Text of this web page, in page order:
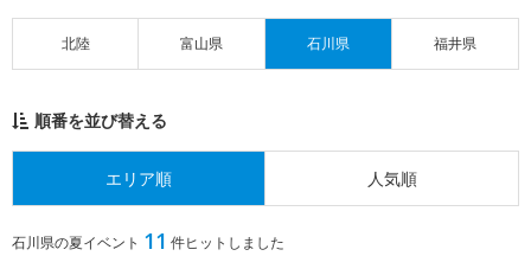
北陸 富山県 石川県 福井県
順番を並び替える
エリア順 人気順
石川県の夏イベント 11 件ヒットしました